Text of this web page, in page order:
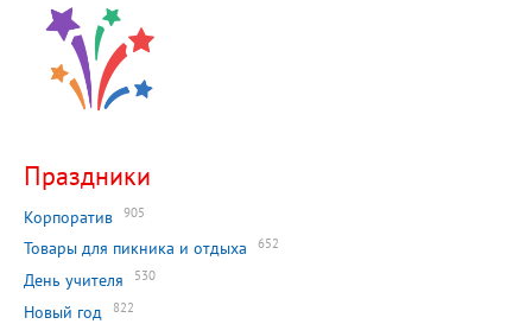
Праздники
Корпоратив 905
Товары для пикника и отдыха 652
День учителя 530
Новый год 822